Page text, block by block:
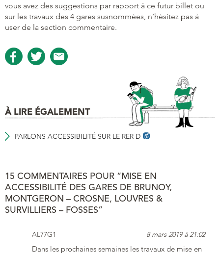
vous avez des suggestions par rapport à ce futur billet ou
sur les travaux des 4 gares susnommées, n’hésitez pas à
user de la section commentaire.
À LIRE ÉGALEMENT
PARLONS ACCESSIBILITÉ SUR LE RER D
15 COMMENTAIRES POUR “MISE EN
ACCESSIBILITÉ DES GARES DE BRUNOY,
MONTGERON – CROSNE, LOUVRES &
SURVILLIERS – FOSSES”
AL77G1 8 mars 2019 à 21:02
Dans les prochaines semaines les travaux de mise en